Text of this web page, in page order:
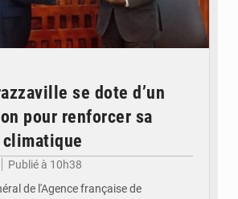
se dote d’un
pour renforcer sa
Publié à 10h38
de l'Agence française de